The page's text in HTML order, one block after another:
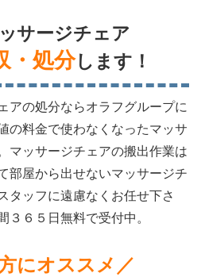
サージチェア
・処分します！
アの処分ならオラフグループに
の料金で使わなくなったマッサ
マッサージチェアの搬出作業は
部屋から出せないマッサージチ
タッフに遠慮なくお任せ下さ
３６５日無料で受付中。
にオススメ／